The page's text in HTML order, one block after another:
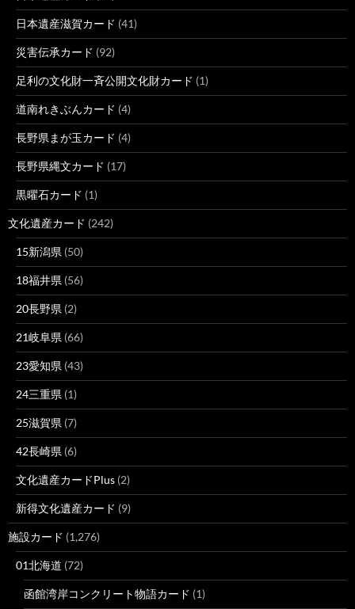
日本遺産滋賀カード (41)
災害伝承カード (92)
足利の文化財一斉公開文化財カード (1)
道南れきぶんカード (4)
長野県まが玉カード (4)
長野県縄文カード (17)
黒曜石カード (1)
文化遺産カード (242)
15新潟県 (50)
18福井県 (56)
20長野県 (2)
21岐阜県 (66)
23愛知県 (43)
24三重県 (1)
25滋賀県 (7)
42長崎県 (6)
文化遺産カードPlus (2)
新得文化遺産カード (9)
施設カード (1,276)
01北海道 (72)
函館湾岸コンクリート物語カード (1)